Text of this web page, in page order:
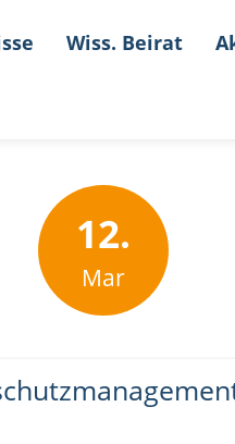
Wiss. Beirat
12.
Mar